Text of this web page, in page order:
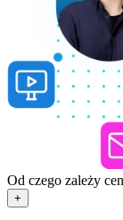
Od czego zależy
+